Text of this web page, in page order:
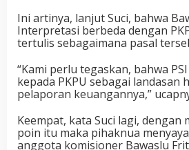
Ini artinya, lanjut Suci, bahwa
Interpretasi berbeda dengan
tertulis sebagaimana pasal
“Kami perlu tegaskan, bahwa
kepada PKPU sebagai landasan
pelaporan keuangannya,”
Keempat, kata Suci lagi, dengan
poin itu maka pihaknua
anggota komisioner Bawaslu